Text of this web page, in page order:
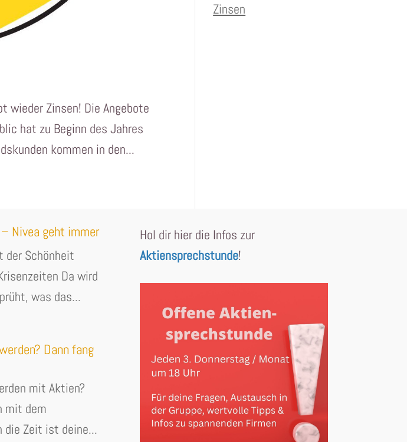
wieder Zinsen! Die Angebote
hat zu Beginn des Jahres
kommen in den...
Zinsen
Nivea geht immer
der Schönheit
Da wird
was das...
Dann fang
mit Aktien?
mit dem
die Zeit ist deine...
Hol dir hier die Infos zur
Aktiensprechstunde!